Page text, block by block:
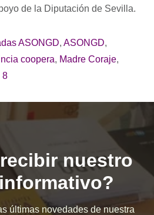
de la Diputación de Sevilla.
ASONGD, ASONGD,
coopera, Madre Coraje,
8
nuestro
últimas novedades de nuestra